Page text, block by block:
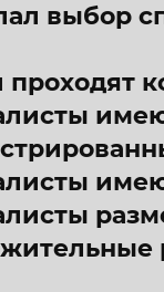
выбор
проходят